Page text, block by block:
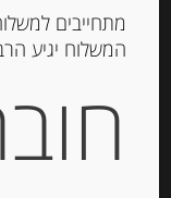
מק"ט:
תגיות:
המשלוח יגיע